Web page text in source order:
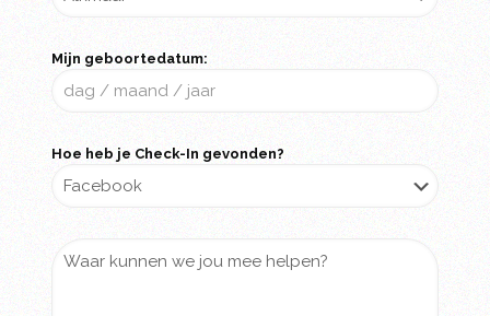
Mijn geboortedatum:
Hoe heb je Check-In gevonden?